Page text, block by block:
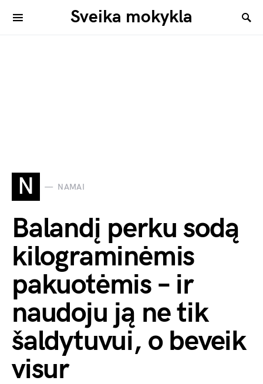
Sveika mokykla
N NAMAI
Balandį perku sodą
kilograminėmis
pakuotėmis – ir
naudoju ją ne tik
šaldytuvui, o beveik
visur